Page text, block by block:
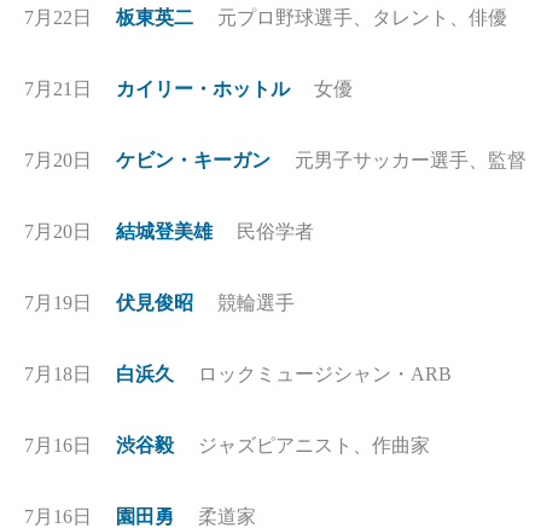
7月22日 板東英二 元プロ野球選手、タレント、俳優
7月21日 カイリー・ホットル 女優
7月20日 ケビン・キーガン 元男子サッカー選手、監督
7月20日 結城登美雄 民俗学者
7月19日 伏見俊昭 競輪選手
7月18日 白浜久 ロックミュージシャン・ARB
7月16日 渋谷毅 ジャズピアニスト、作曲家
7月16日 園田勇 柔道家